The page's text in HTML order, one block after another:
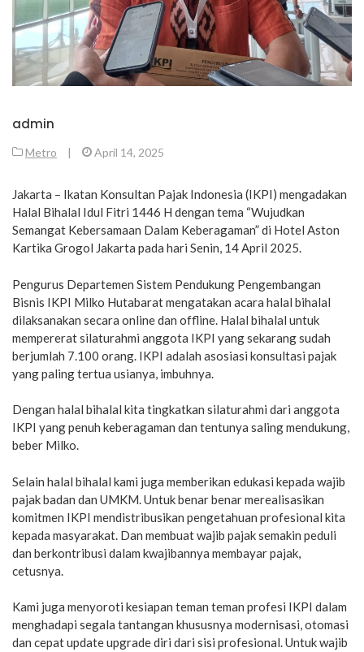
admin
Metro | April 14, 2025
Jakarta – Ikatan Konsultan Pajak Indonesia (IKPI) mengadakan
Halal Bihalal Idul Fitri 1446 H dengan tema “Wujudkan
Semangat Kebersamaan Dalam Keberagaman” di Hotel Aston
Kartika Grogol Jakarta pada hari Senin, 14 April 2025.
Pengurus Departemen Sistem Pendukung Pengembangan
Bisnis IKPI Milko Hutabarat mengatakan acara halal bihalal
dilaksanakan secara online dan offline. Halal bihalal untuk
mempererat silaturahmi anggota IKPI yang sekarang sudah
berjumlah 7.100 orang. IKPI adalah asosiasi konsultasi pajak
yang paling tertua usianya, imbuhnya.
Dengan halal bihalal kita tingkatkan silaturahmi dari anggota
IKPI yang penuh keberagaman dan tentunya saling mendukung,
beber Milko.
Selain halal bihalal kami juga memberikan edukasi kepada wajib
pajak badan dan UMKM. Untuk benar benar merealisasikan
komitmen IKPI mendistribusikan pengetahuan profesional kita
kepada masyarakat. Dan membuat wajib pajak semakin peduli
dan berkontribusi dalam kwajibannya membayar pajak,
cetusnya.
Kami juga menyoroti kesiapan teman teman profesi IKPI dalam
menghadapi segala tantangan khususnya modernisasi, otomasi
dan cepat update upgrade diri dari sisi profesional. Untuk wajib